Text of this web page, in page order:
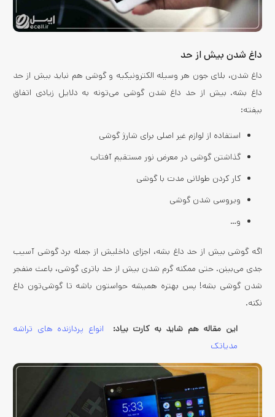
داغ شدن بیش از حد
داغ شدن، بلای جون هر وسیله الکترونیکیه و گوشی هم نباید بیش از حد
داغ بشه. بیش از حد داغ شدن گوشی می‌تونه به دلایل زیادی اتفاق
بیفته:
استفاده از لوازم غیر اصلی برای شارژ گوشی
گذاشتن گوشی در معرض نور مستقیم آفتاب
کار کردن طولانی مدت با گوشی
ویروسی شدن گوشی
و…
اگه گوشی بیش از حد داغ بشه، اجزای داخلیش از جمله برد گوشی آسیب
جدی می‌بینن. حتی ممکنه گرم شدن بیش از حد باتری گوشی، باعث منفجر
شدن گوشی بشه! پس بهتره همیشه حواستون باشه تا گوشی‌تون داغ
نکنه.
این مقاله هم شاید به کارت بیاد:
انواع پردازنده های تراشه
مدیاتک